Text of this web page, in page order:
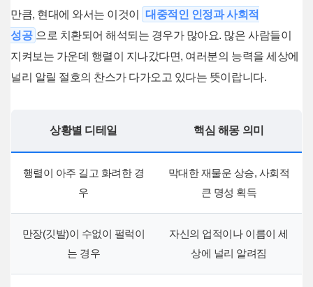
만큼, 현대에 와서는 이것이
대중적인 인정과 사회적
성공 으로 치환되어 해석되는 경우가 많아요. 많은 사람들이
지켜보는 가운데 행렬이 지나갔다면, 여러분의 능력을 세상에
널리 알릴 절호의 찬스가 다가오고 있다는 뜻이랍니다.
상황별 디테일 핵심 해몽 의미
행렬이 아주 길고 화려한 경
우
막대한 재물운 상승, 사회적
큰 명성 획득
만장(깃발)이 수없이 펄럭이
는 경우
자신의 업적이나 이름이 세
상에 널리 알려짐